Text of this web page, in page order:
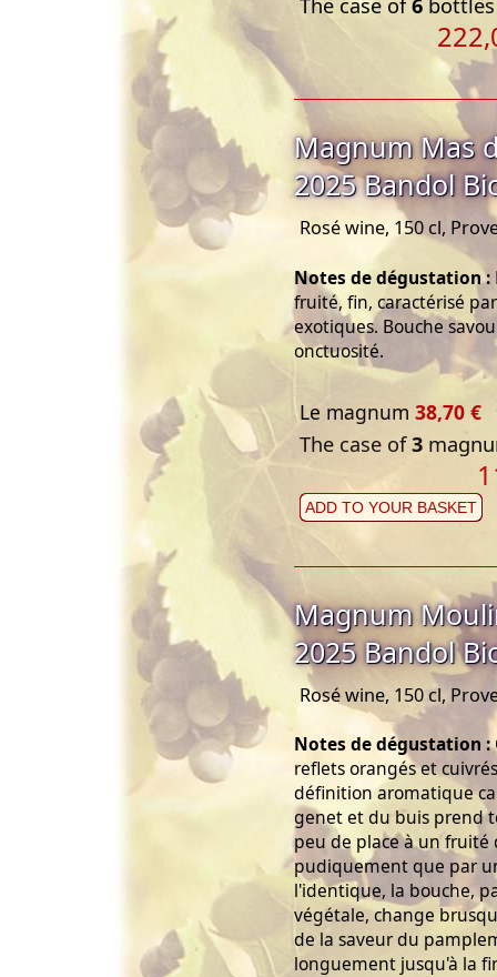
The case of6
Magnum Mas
2025 Bandol
Rosé wine, 150 cl,
Notes de dégustation :
fruité, fin, caractérisé
exotiques. Bouche
onctuosité.
Le magnum 38,70 €
The case of3
ADD TO YOUR BASKET
Magnum
2025 Bandol
Rosé wine, 150 cl,
Notes de dégustation :
reflets orangés et
définition aromatique
genet et du buis prend
peu de place à un fruité
pudiquement que par
l'identique, la bouche,
végétale, change
de la saveur du
longuement jusqu'à la